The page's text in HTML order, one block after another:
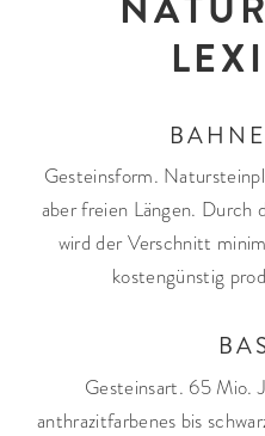
Gesteinsform.
aber freien Längen. Durch
wird der Verschnitt
kostengünstig
Gesteinsart. 65 Mio.
anthrazitfarbenes bis